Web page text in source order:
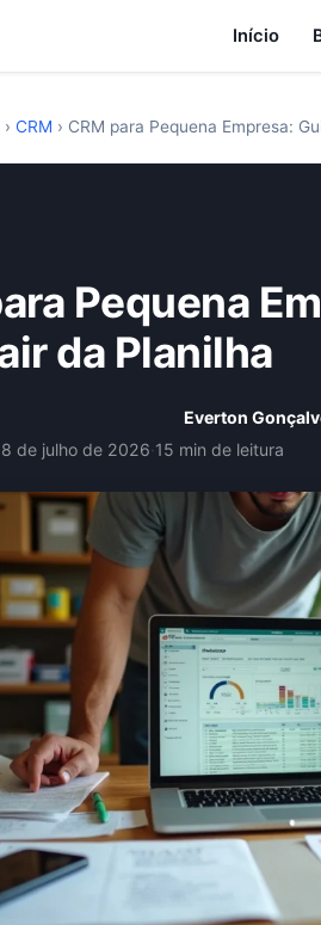
Início
› CRM › CRM para Pequena Empresa:
Pequena
da Planilha
Everton
de julho de 2026·15 min de leitura